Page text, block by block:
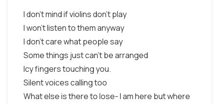
I don't mind if violins don't play
I won't listen to them anyway
I don't care what people say
Some things just can't be arranged
Icy fingers touching you.
Silent voices calling too
What else is there to lose- I am here but where